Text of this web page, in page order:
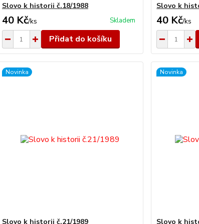
Slovo k historii č.18/1988
40 Kč/ks Skladem
Přidat do košíku
Slovo k
40 Kč/ks
Novinka
Slovo k historii č.21/1989
Novinka
Slovo k